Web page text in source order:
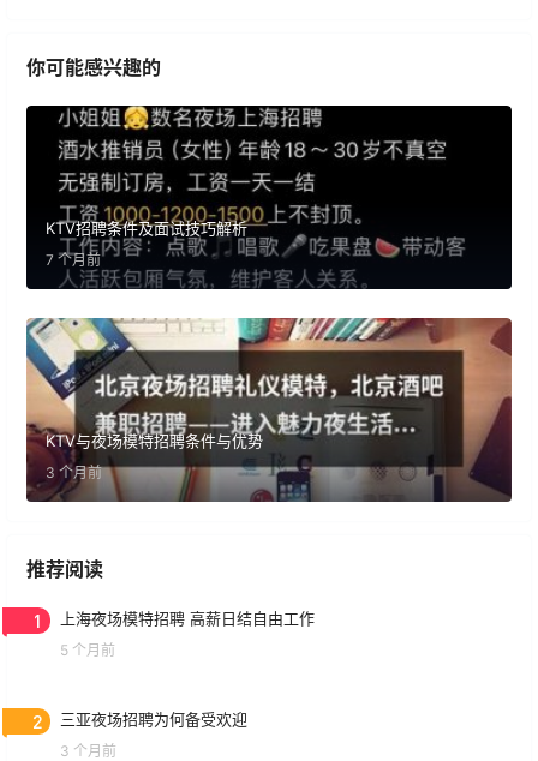
你可能感兴趣的
KTV招聘条件及面试技巧解析
7 个月前
KTV与夜场模特招聘条件与优势
3 个月前
推荐阅读
1 上海夜场模特招聘 高薪日结自由工作
5 个月前
2 三亚夜场招聘为何备受欢迎
3 个月前